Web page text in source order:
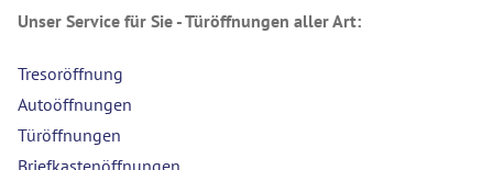
Unser Service für Sie - Türöffnungen aller Art:
Tresoröffnung
Autoöffnungen
Türöffnungen